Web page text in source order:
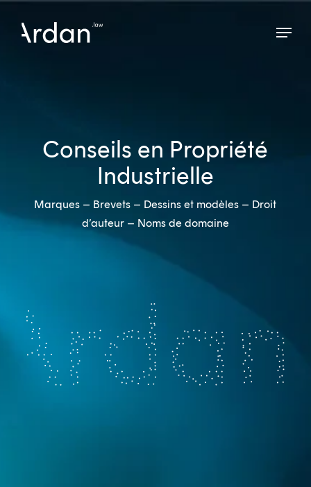
Menu
Conseils en Propriété
Industrielle
Marques – Brevets – Dessins et modèles – Droit
d’auteur – Noms de domaine